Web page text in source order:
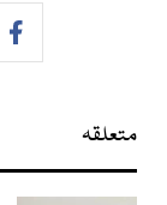
متعلقہ